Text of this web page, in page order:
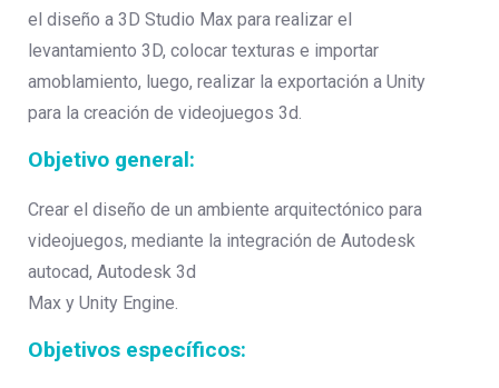
el diseño a 3D Studio Max para realizar el
levantamiento 3D, colocar texturas e importar
amoblamiento, luego, realizar la exportación a Unity
para la creación de videojuegos 3d.
Objetivo general:
Crear el diseño de un ambiente arquitectónico para
videojuegos, mediante la integración de Autodesk
autocad, Autodesk 3d
Max y Unity Engine.
Objetivos específicos: